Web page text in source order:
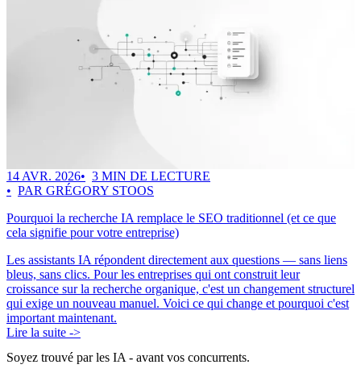
14 AVR. 2026
3 MIN DE LECTURE
PAR GRÉGORY STOOS
Pourquoi la recherche IA remplace le SEO traditionnel (et ce que
cela signifie pour votre entreprise)
Les assistants IA répondent directement aux questions — sans liens
bleus, sans clics. Pour les entreprises qui ont construit leur
croissance sur la recherche organique, c'est un changement structurel
qui exige un nouveau manuel. Voici ce qui change et pourquoi c'est
important maintenant.
Lire la suite ->
Soyez trouvé par les IA - avant vos concurrents.